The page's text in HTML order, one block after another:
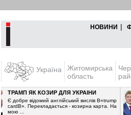
НОВИНИ |
Україна
Житомирська
область
ТРАМП ЯК КОЗИР ДЛЯ УКРАЇНИ
Є добре відомий англійський вислів В«trump
cardВ». Перекладається - козирна карта. На
мою ...